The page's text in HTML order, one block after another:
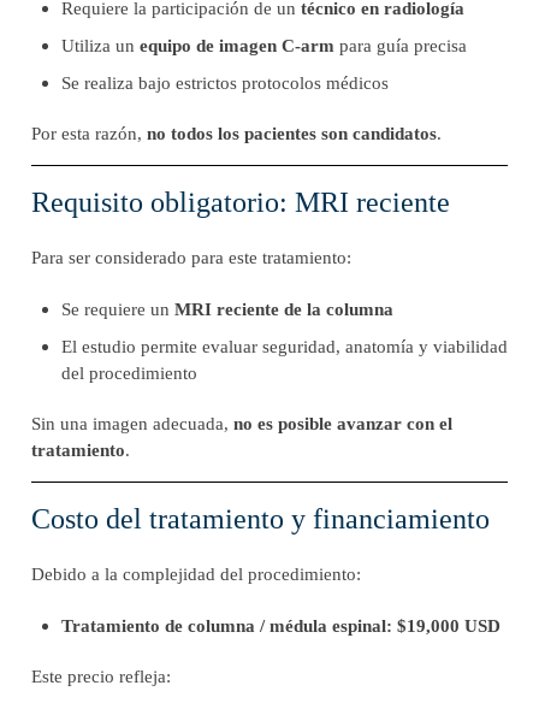
Requiere la participación de un técnico en radiología
Utiliza un equipo de imagen C-arm para guía precisa
Se realiza bajo estrictos protocolos médicos
Por esta razón, no todos los pacientes son candidatos.
Requisito obligatorio: MRI reciente
Para ser considerado para este tratamiento:
Se requiere un MRI reciente de la columna
El estudio permite evaluar seguridad, anatomía y viabilidad
del procedimiento
Sin una imagen adecuada, no es posible avanzar con el
tratamiento.
Costo del tratamiento y financiamiento
Debido a la complejidad del procedimiento:
Tratamiento de columna / médula espinal: $19,000 USD
Este precio refleja: